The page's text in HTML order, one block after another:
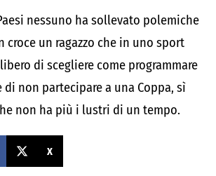
nessuno ha sollevato polemiche
croce un ragazzo che in uno sport
di scegliere come programmare
di non partecipare a una Coppa, sì
non ha più i lustri di un tempo.
X